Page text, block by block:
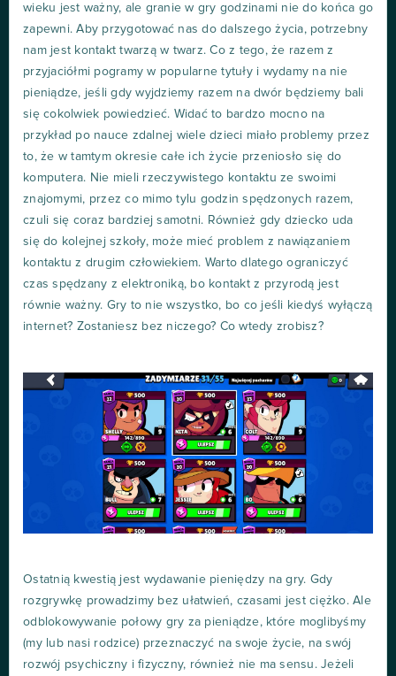
wieku jest ważny, ale granie w gry godzinami nie do końca go
zapewni. Aby przygotować nas do dalszego życia, potrzebny
nam jest kontakt twarzą w twarz. Co z tego, że razem z
przyjaciółmi pogramy w popularne tytuły i wydamy na nie
pieniądze, jeśli gdy wyjdziemy razem na dwór będziemy bali
się cokolwiek powiedzieć. Widać to bardzo mocno na
przykład po nauce zdalnej wiele dzieci miało problemy przez
to, że w tamtym okresie całe ich życie przeniosło się do
komputera. Nie mieli rzeczywistego kontaktu ze swoimi
znajomymi, przez co mimo tylu godzin spędzonych razem,
czuli się coraz bardziej samotni. Również gdy dziecko uda
się do kolejnej szkoły, może mieć problem z nawiązaniem
kontaktu z drugim człowiekiem. Warto dlatego ograniczyć
czas spędzany z elektroniką, bo kontakt z przyrodą jest
równie ważny. Gry to nie wszystko, bo co jeśli kiedyś wyłączą
internet? Zostaniesz bez niczego? Co wtedy zrobisz?
Ostatnią kwestią jest wydawanie pieniędzy na gry. Gdy
rozgrywkę prowadzimy bez ułatwień, czasami jest ciężko. Ale
odblokowywanie połowy gry za pieniądze, które moglibyśmy
(my lub nasi rodzice) przeznaczyć na swoje życie, na swój
rozwój psychiczny i fizyczny, również nie ma sensu. Jeżeli